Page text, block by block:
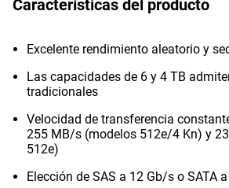
Características del producto
Excelente rendimiento aleatorio y
Las capacidades de 6 y 4 TB
tradicionales
Velocidad de transferencia
255 MB/s (modelos 512e/4 Kn) y
512e)
Elección de SAS a 12 Gb/s o SATA